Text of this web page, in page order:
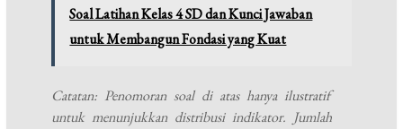
Soal Latihan Kelas 4 SD dan Kunci Jawaban
untuk Membangun Fondasi yang Kuat
Catatan: Penomoran soal di atas hanya ilustratif
untuk menunjukkan distribusi indikator. Jumlah